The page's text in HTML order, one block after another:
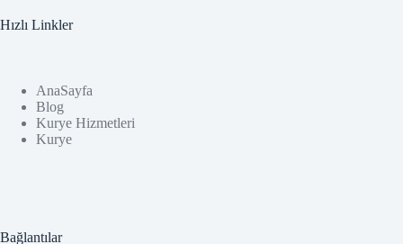
Hızlı Linkler
AnaSayfa
Blog
Kurye Hizmetleri
Kurye
Bağlantılar